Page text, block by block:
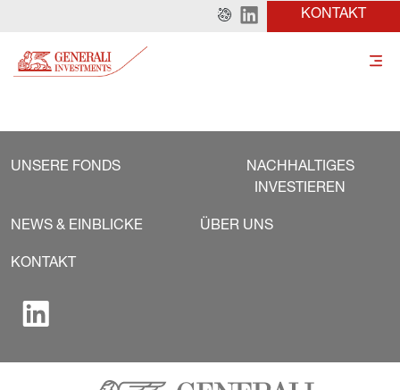
KONTAKT
UNSERE FONDS
NACHHALTIGES
INVESTIEREN
NEWS & EINBLICKE ÜBER UNS
KONTAKT